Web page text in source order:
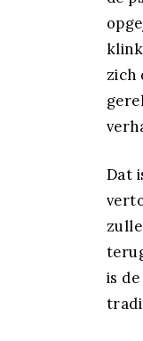
zich
Dat
is